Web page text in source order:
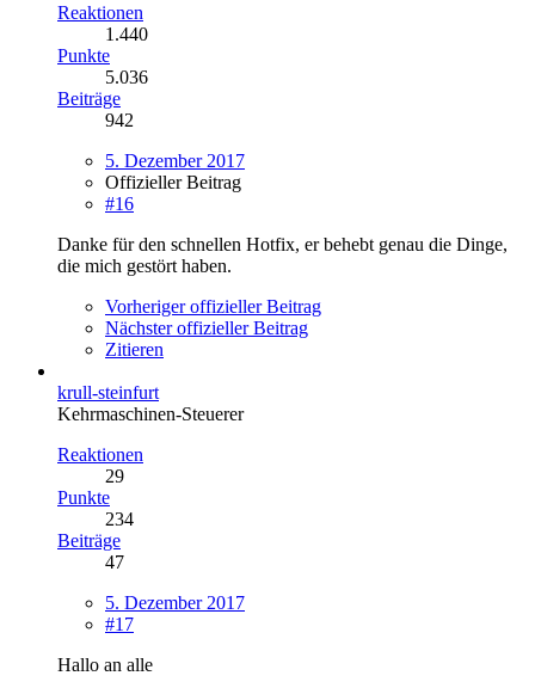
Reaktionen
1.440
Punkte
5.036
Beiträge
942
5. Dezember 2017
Offizieller Beitrag
#16
Danke für den schnellen Hotfix, er behebt genau die Dinge,
die mich gestört haben.
Vorheriger offizieller Beitrag
Nächster offizieller Beitrag
Zitieren
krull-steinfurt
Kehrmaschinen-Steuerer
Reaktionen
29
Punkte
234
Beiträge
47
5. Dezember 2017
#17
Hallo an alle